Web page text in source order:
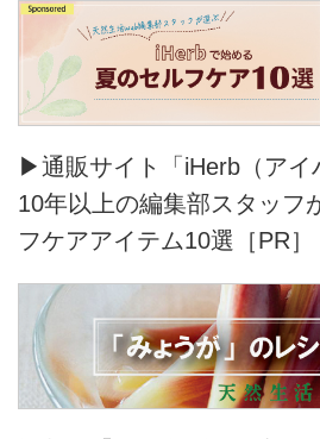
▶通販サイト「iHerb（アイ
10年以上の編集部スタッフ
フケアアイテム10選［PR］